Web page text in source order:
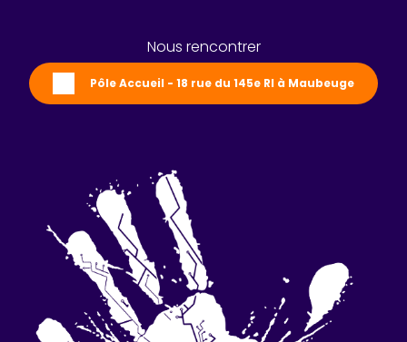
Nous rencontrer
Pôle Accueil - 18 rue du 145e RI à Maubeuge